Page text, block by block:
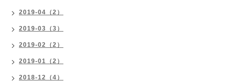
2019-04（2）
2019-03（3）
2019-02（2）
2019-01（2）
2018-12（4）